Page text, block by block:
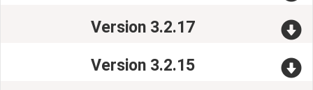
Version 3.2.17
Version 3.2.15